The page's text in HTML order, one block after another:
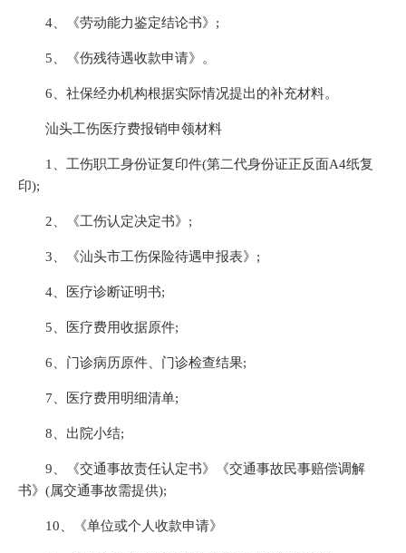
4、《劳动能力鉴定结论书》;
5、《伤残待遇收款申请》。
6、社保经办机构根据实际情况提出的补充材料。
汕头工伤医疗费报销申领材料
1、工伤职工身份证复印件(第二代身份证正反面A4纸复
印);
2、《工伤认定决定书》;
3、《汕头市工伤保险待遇申报表》;
4、医疗诊断证明书;
5、医疗费用收据原件;
6、门诊病历原件、门诊检查结果;
7、医疗费用明细清单;
8、出院小结;
9、《交通事故责任认定书》《交通事故民事赔偿调解
书》(属交通事故需提供);
10、《单位或个人收款申请》